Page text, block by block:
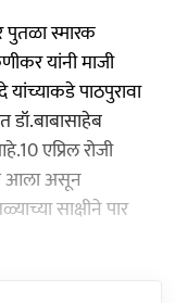
पुतळा स्मारक
यांनी माजी
पाठपुरावा
एप्रिल रोजी
आला असून
साक्षीने पार